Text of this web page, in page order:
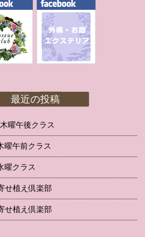
最近の投稿
曜午後クラス
午前クラス
クラス
せ植え倶楽部
せ植え倶楽部